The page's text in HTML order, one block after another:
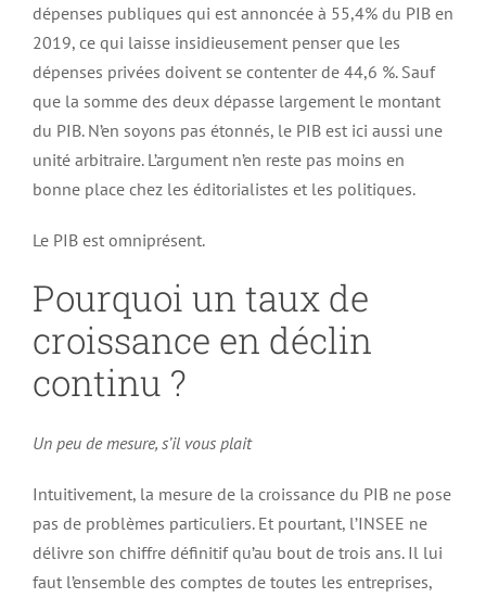
dépenses publiques qui est annoncée à 55,4% du PIB en
2019, ce qui laisse insidieusement penser que les
dépenses privées doivent se contenter de 44,6 %. Sauf
que la somme des deux dépasse largement le montant
du PIB. N’en soyons pas étonnés, le PIB est ici aussi une
unité arbitraire. L’argument n’en reste pas moins en
bonne place chez les éditorialistes et les politiques.
Le PIB est omniprésent.
Pourquoi un taux de
croissance en déclin
continu ?
Un peu de mesure, s’il vous plait
Intuitivement, la mesure de la croissance du PIB ne pose
pas de problèmes particuliers. Et pourtant, l’INSEE ne
délivre son chiffre définitif qu’au bout de trois ans. Il lui
faut l’ensemble des comptes de toutes les entreprises,